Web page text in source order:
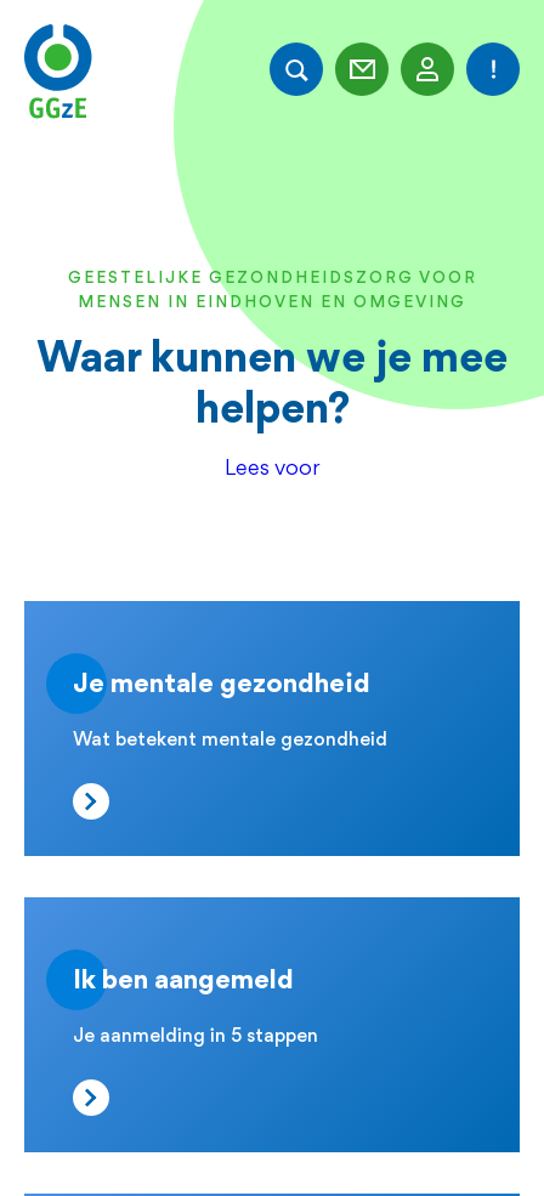
Overslaan
naar
GEESTELIJKE GEZONDHEIDSZORG VOOR
MENSEN IN EINDHOVEN EN OMGEVING
Waar kunnen we je mee
helpen?
Lees voor
Je mentale gezondheid
Wat betekent mentale gezondheid
Ik ben aangemeld
Je aanmelding in 5 stappen